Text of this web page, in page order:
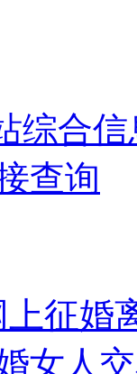
综合
查询